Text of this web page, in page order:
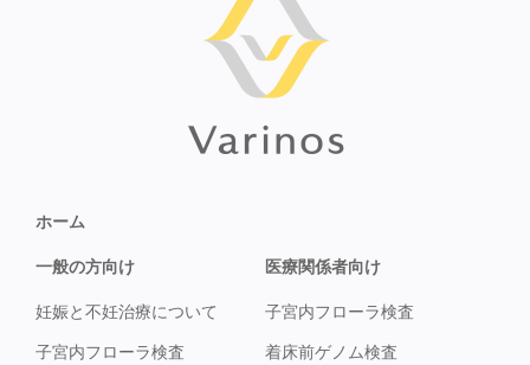
ホーム
一般の方向け
妊娠と不妊治療について
子宮内フローラ検査
医療関係者向け
子宮内フローラ検査
着床前ゲノム検査